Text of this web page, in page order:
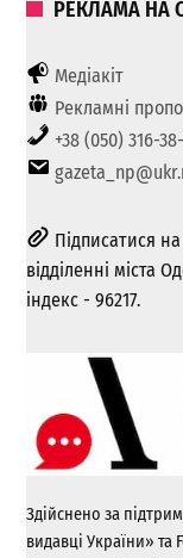
РЕКЛАМА НА
Медіакіт
Рекламні
+38 (050) 316-
Підписатися
відділенні міста
індекс - 96217.
Здійснено за
видавці України»